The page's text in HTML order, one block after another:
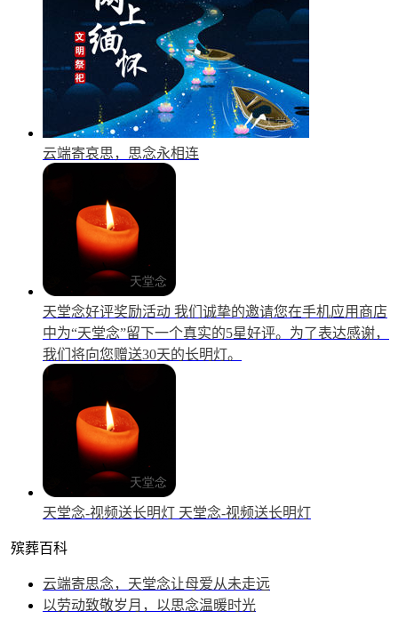
云端寄哀思，思念永相连
天堂念好评奖励活动 我们诚挚的邀请您在手机应用商店
中为“天堂念”留下一个真实的5星好评。为了表达感谢，
我们将向您赠送30天的长明灯。
天堂念-视频送长明灯 天堂念-视频送长明灯
殡葬百科
云端寄思念，天堂念让母爱从未走远
以劳动致敬岁月，以思念温暖时光